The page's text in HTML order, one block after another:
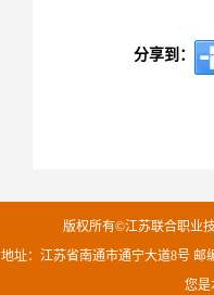
分享到：
版权所有©江苏联合职业
地址：江苏省南通市通宁大道8号 邮
您